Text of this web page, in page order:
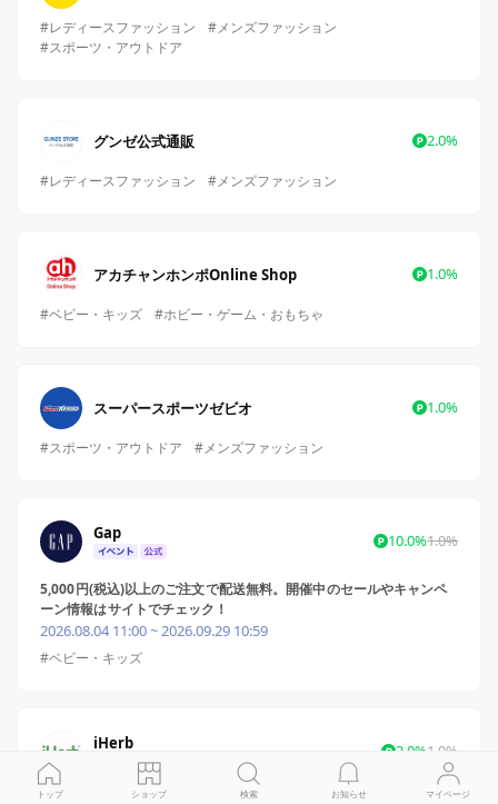
#レディースファッション
#メンズファッション
#スポーツ・アウトドア
グンゼ公式通販 2.0%
#レディースファッション #メンズファッション
アカチャンホンポOnline Shop 1.0%
#ベビー・キッズ #ホビー・ゲーム・おもちゃ
スーパースポーツゼビオ 1.0%
#スポーツ・アウトドア #メンズファッション
Gap 10.0%1.0%
5,000円(税込)以上のご注文で配送無料。開催中のセールやキャンペ
ーン情報はサイトでチェック！
2026.08.04 11:00 ~ 2026.09.29 10:59
#ベビー・キッズ
iHerb 2.0%1.0%
LINEポイント2%還元実施中！
トップ ショップ 検索 お知らせ マイページ